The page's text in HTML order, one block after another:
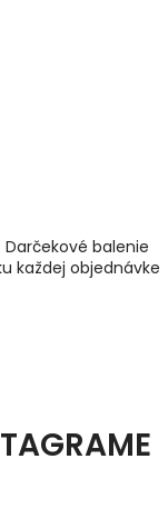
Darčekové balenie
každej objednávke